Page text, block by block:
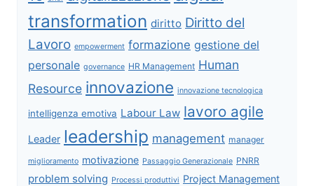
transformation diritto Diritto del
Lavoro empowerment formazione gestione del
personale governance HR Management Human
Resource innovazione innovazione tecnologica
intelligenza emotiva Labour Law lavoro agile
Leader leadership management manager
miglioramento motivazione Passaggio Generazionale PNRR
problem solving Processi produttivi Project Management